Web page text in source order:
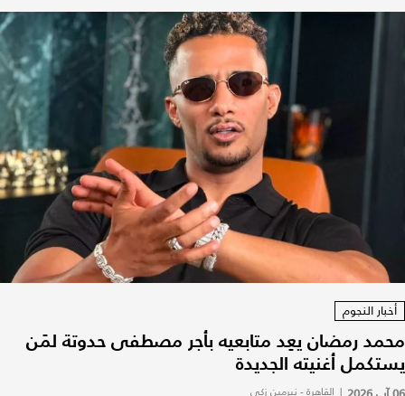
أخبار النجوم
محمد رمضان يعِد متابعيه بأجر مصطفى حدوتة لمَن
يستكمل أغنيته الجديدة
| القاهرة - نيرمين زكي